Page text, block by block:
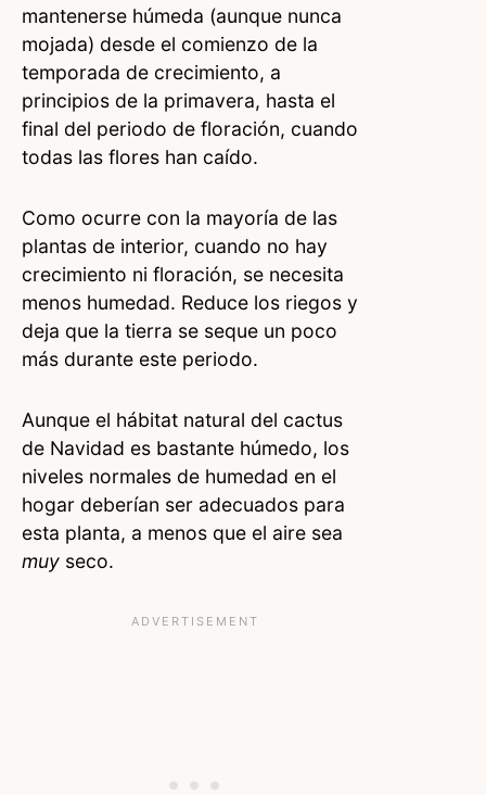
mantenerse húmeda (aunque nunca
mojada) desde el comienzo de la
temporada de crecimiento, a
principios de la primavera, hasta el
final del periodo de floración, cuando
todas las flores han caído.
Como ocurre con la mayoría de las
plantas de interior, cuando no hay
crecimiento ni floración, se necesita
menos humedad. Reduce los riegos y
deja que la tierra se seque un poco
más durante este periodo.
Aunque el hábitat natural del cactus
de Navidad es bastante húmedo, los
niveles normales de humedad en el
hogar deberían ser adecuados para
esta planta, a menos que el aire sea
muy seco.